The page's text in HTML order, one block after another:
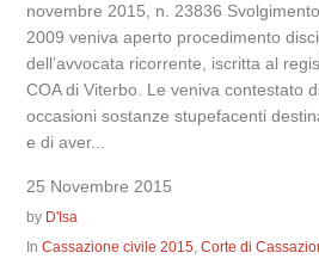
novembre 2015, n. 23836
2009 veniva aperto procedimento
dell’avvocata ricorrente, iscritta al
COA di Viterbo. Le veniva contestato
occasioni sostanze stupefacenti
e di aver...
25 Novembre 2015
by D'Isa
InCassazione civile 2015,Corte di